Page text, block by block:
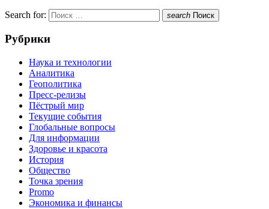
Search for: search Поиск
Рубрики
Наука и технологии
Аналитика
Геополитика
Пресс-релизы
Пёстрый мир
Текущие события
Глобальные вопросы
Для информации
Здоровье и красота
История
Общество
Точка зрения
Promo
Экономика и финансы